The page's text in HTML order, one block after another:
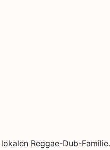
Reggae-Dub-Familie.